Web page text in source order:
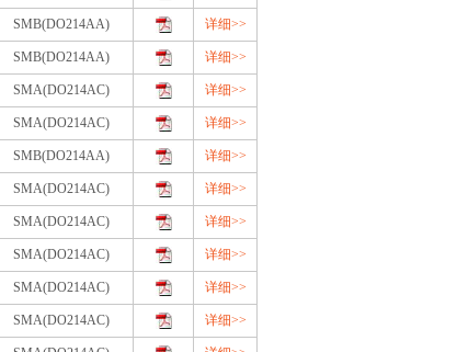
SMB(DO214AA) 详细>>
SMB(DO214AA) 详细>>
SMA(DO214AC) 详细>>
SMA(DO214AC) 详细>>
SMB(DO214AA) 详细>>
SMA(DO214AC) 详细>>
SMA(DO214AC) 详细>>
SMA(DO214AC) 详细>>
SMA(DO214AC) 详细>>
SMA(DO214AC) 详细>>